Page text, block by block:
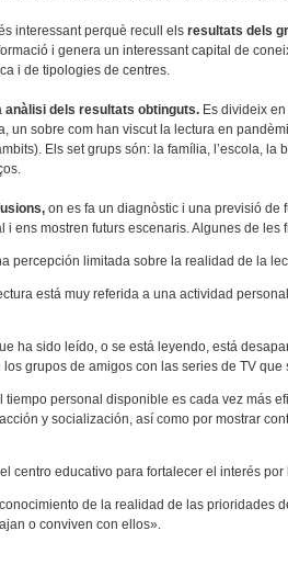
interessant perquè recull els resultats dels
i genera un interessant capital de
i de tipologies de centres.
anàlisi dels resultats obtinguts. Es divideix
un sobre com han viscut la lectura en
Els set grups són: la família, l’escola, la
on es fa un diagnòstic i una previsió de
i ens mostren futurs escenaris. Algunes de les
percepción limitada sobre la realidad de la
está muy referida a una actividad
ha sido leído, o se está leyendo, está
grupos de amigos con las series de TV
tiempo personal disponible es cada vez más
y socialización, así como por mostrar
centro educativo para fortalecer el interés por
de la realidad de las prioridades
o conviven con ellos».